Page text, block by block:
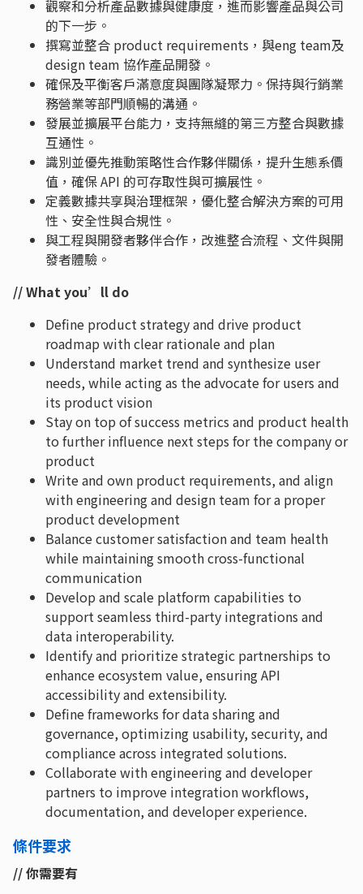
觀察和分析產品數據與健康度，進而影響產品與公司
的下一步。
撰寫並整合 product requirements，與eng team及
design team 協作產品開發。
確保及平衡客戶滿意度與團隊凝聚力。保持與行銷業
務營業等部門順暢的溝通。
發展並擴展平台能力，支持無縫的第三方整合與數據
互通性。
識別並優先推動策略性合作夥伴關係，提升生態系價
值，確保 API 的可存取性與可擴展性。
定義數據共享與治理框架，優化整合解決方案的可用
性、安全性與合規性。
與工程與開發者夥伴合作，改進整合流程、文件與開
發者體驗。
// What you’ll do
Define product strategy and drive product
roadmap with clear rationale and plan
Understand market trend and synthesize user
needs, while acting as the advocate for users and
its product vision
Stay on top of success metrics and product health
to further influence next steps for the company or
product
Write and own product requirements, and align
with engineering and design team for a proper
product development
Balance customer satisfaction and team health
while maintaining smooth cross-functional
communication
Develop and scale platform capabilities to
support seamless third-party integrations and
data interoperability.
Identify and prioritize strategic partnerships to
enhance ecosystem value, ensuring API
accessibility and extensibility.
Define frameworks for data sharing and
governance, optimizing usability, security, and
compliance across integrated solutions.
Collaborate with engineering and developer
partners to improve integration workflows,
documentation, and developer experience.
條件要求
// 你需要有